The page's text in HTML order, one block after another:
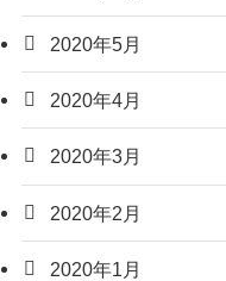
2020年5月
2020年4月
2020年3月
2020年2月
2020年1月